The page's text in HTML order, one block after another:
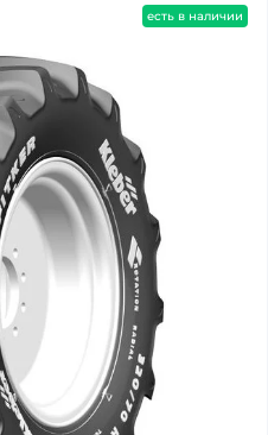
есть в наличии